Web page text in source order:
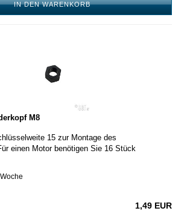
IN DEN WARENKORB
M8
15 zur Montage des
einen Motor benötigen Sie 16 Stück
1,49 EUR